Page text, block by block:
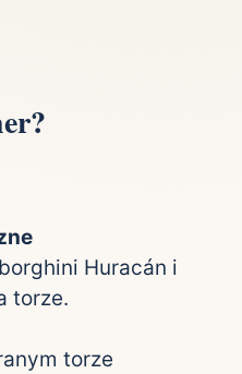
Huracán i
torze.
torze